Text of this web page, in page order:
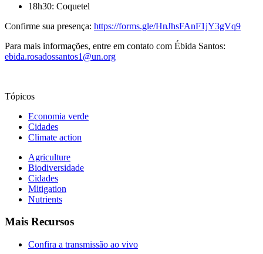
18h30: Coquetel
Confirme sua presença: https://forms.gle/HnJhsFAnF1jY3gVq9
Para mais informações, entre em contato com Ébida Santos:
ebida.rosadossantos1@un.org
Tópicos
Economia verde
Cidades
Climate action
Agriculture
Biodiversidade
Cidades
Mitigation
Nutrients
Mais Recursos
Confira a transmissão ao vivo